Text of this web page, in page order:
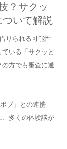
？サクッ
いて解説
りられる可能性
いる「サクッと
方でも審査に通
ブ」との連携
、多くの体験談が